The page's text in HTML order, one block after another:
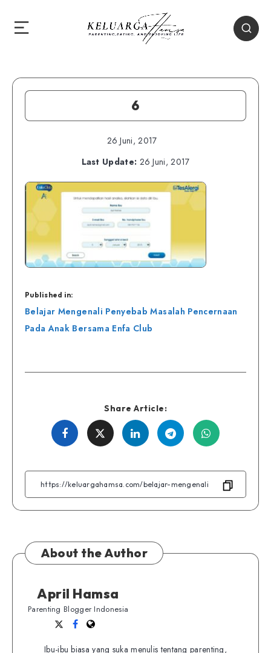
6
26 Juni, 2017
Last Update: 26 Juni, 2017
Published in:
Navigasi
pos
Belajar Mengenali Penyebab Masalah Pencernaan
Pada Anak Bersama Enfa Club
Share Article:
Share
Facebook
Share
Twitter
Share
Linkedin
Share
Telegram
Share
WhatsApp
About the Author
April Hamsa
Parenting Blogger Indonesia
Follow
FollowWebsite
Ibu-ibu biasa yang suka menulis tentang parenting,